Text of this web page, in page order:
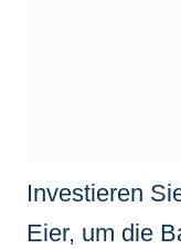
Investieren
Eier, um die